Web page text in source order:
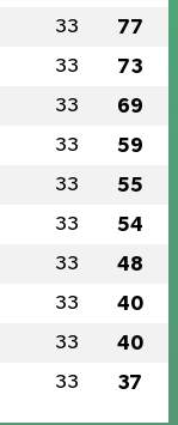
33 77
33 73
33 69
33 59
33 55
33 54
33 48
33 40
33 40
33 37